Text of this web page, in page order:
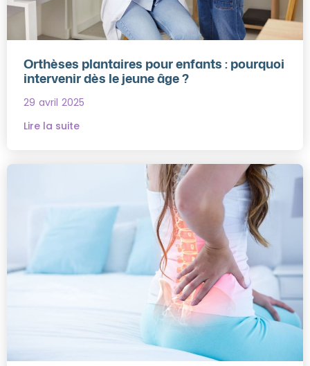
Orthèses plantaires pour enfants : pourquoi
intervenir dès le jeune âge ?
29 avril 2025
Lire la suite